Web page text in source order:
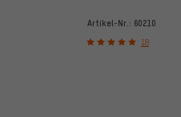
Artikel-Nr.: 60210
18